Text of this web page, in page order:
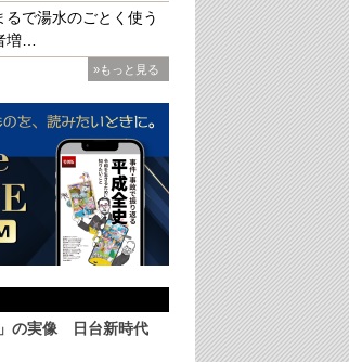
るで湯水のごとく使う
増…
»もっと見る
の実像 日台新時代